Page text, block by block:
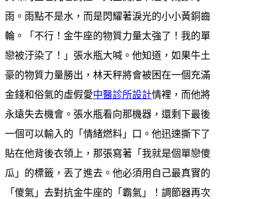
雨。雨點不是水，而是閃耀著淚光的小小黃銅齒
輪。「不行！金牛座的物質力量太強了！我的單
戀被汙染了！」張水瓶大喊。他知道，如果牛土
豪的物質力量勝出，林天秤將會被困在一個充滿
金錢和俗氣的虛假愛中醫診所設計情裡，而他將
永遠失去機會。張水瓶看向那機器，還剩下最後
一個可以輸入的「情緒燃料」口。他迅速撕下了
貼在他背後衣領上，那張寫著「我就是個單戀傻
瓜」的標籤，丟了進去。他必須用自己最真實的
「傻氣」去對抗金牛座的「霸氣」！調節器再次